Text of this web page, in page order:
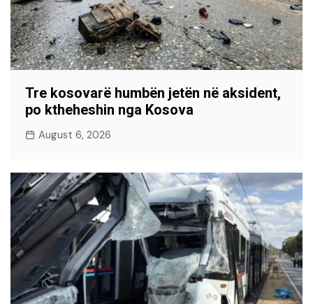
Tre kosovarë humbën jetën në aksident,
po ktheheshin nga Kosova
August 6, 2026